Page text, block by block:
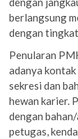
berlangsung
dengan
Penularan
adanya
sekresi dan
hewan karier.
dengan
petugas,